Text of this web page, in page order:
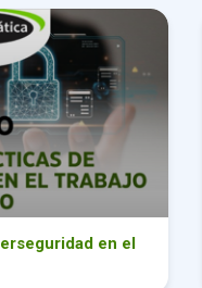
en el Trabajo Diario
en el